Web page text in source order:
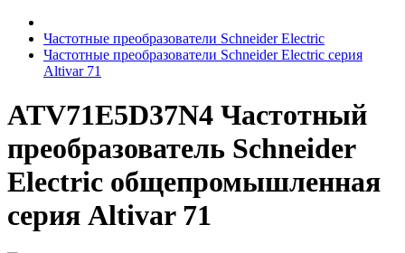
Частотные преобразователи Schneider Electric
Частотные преобразователи Schneider Electric серия
Altivar 71
ATV71E5D37N4 Частотный
преобразователь Schneider
Electric общепромышленная
серия Altivar 71